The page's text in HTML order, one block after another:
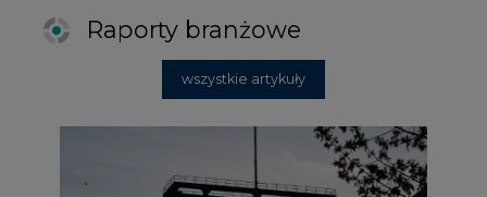
Raporty branżowe
wszystkie artykuły